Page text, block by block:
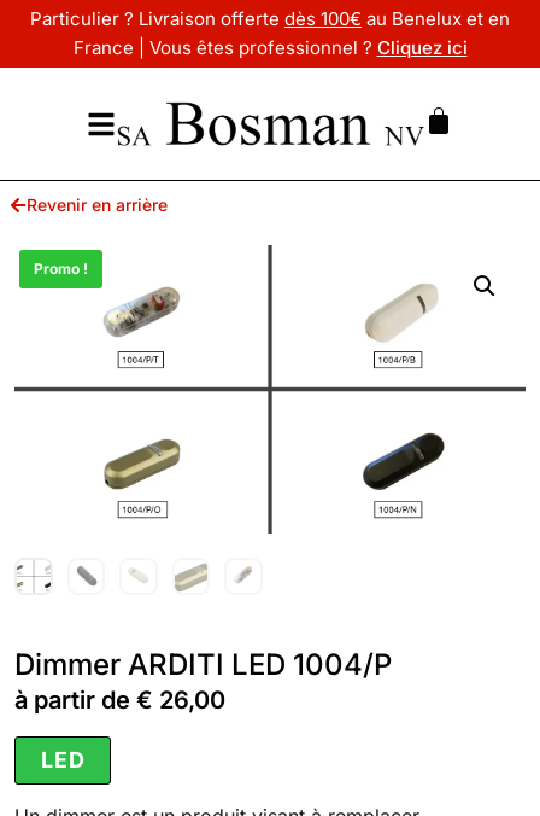
Particulier ? Livraison offerte dès 100€ au Benelux et en
France | Vous êtes professionnel ? Cliquez ici
Revenir en arrière
Promo !
Dimmer ARDITI LED 1004/P
à partir de € 26,00
LED